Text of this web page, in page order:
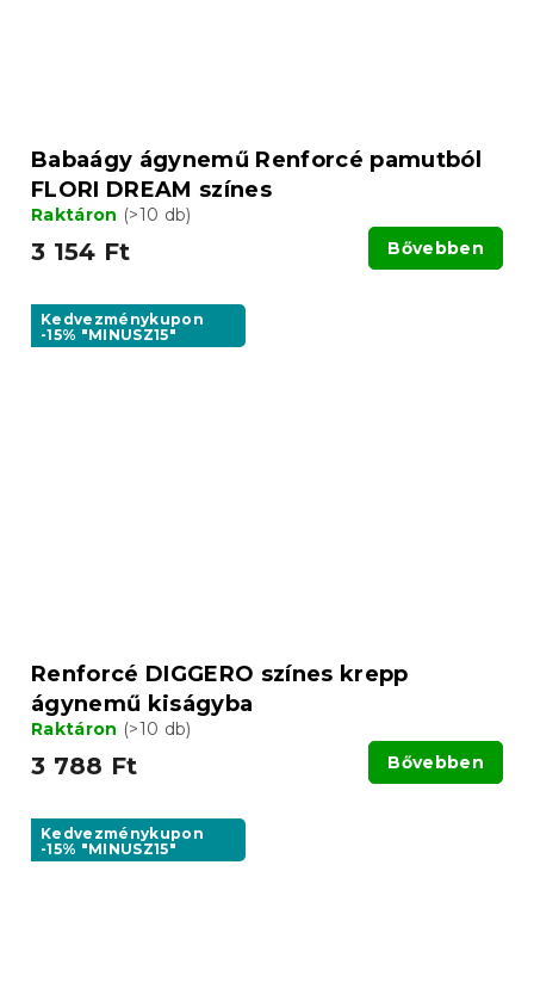
Babaágy ágynemű Renforcé pamutból
FLORI DREAM színes
Raktáron (>10 db)
3 154 Ft Bővebben
Kedvezménykupon
-15% "MINUSZ15"
Renforcé DIGGERO színes krepp
ágynemű kiságyba
Raktáron (>10 db)
3 788 Ft Bővebben
Kedvezménykupon
-15% "MINUSZ15"